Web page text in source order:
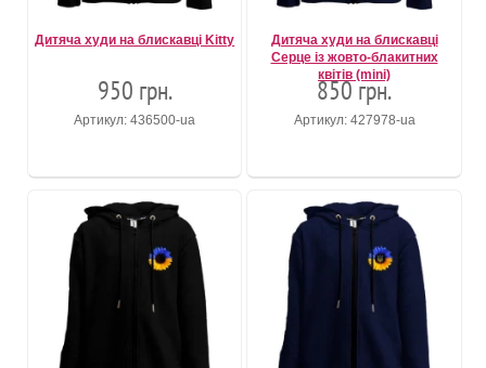
Дитяча худи на блискавці Kitty
950 грн.
Артикул: 436500-ua
Дитяча худи на блискавці
Серце із жовто-блакитних
квітів (mini)
850 грн.
Артикул: 427978-ua